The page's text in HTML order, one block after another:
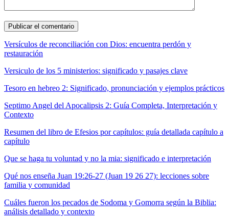
Versículos de reconciliación con Dios: encuentra perdón y
restauración
Versiculo de los 5 ministerios: significado y pasajes clave
Tesoro en hebreo 2: Significado, pronunciación y ejemplos prácticos
Septimo Angel del Apocalipsis 2: Guía Completa, Interpretación y
Contexto
Resumen del libro de Efesios por capítulos: guía detallada capítulo a
capítulo
Que se haga tu voluntad y no la mia: significado e interpretación
Qué nos enseña Juan 19:26-27 (Juan 19 26 27): lecciones sobre
familia y comunidad
Cuáles fueron los pecados de Sodoma y Gomorra según la Biblia:
análisis detallado y contexto